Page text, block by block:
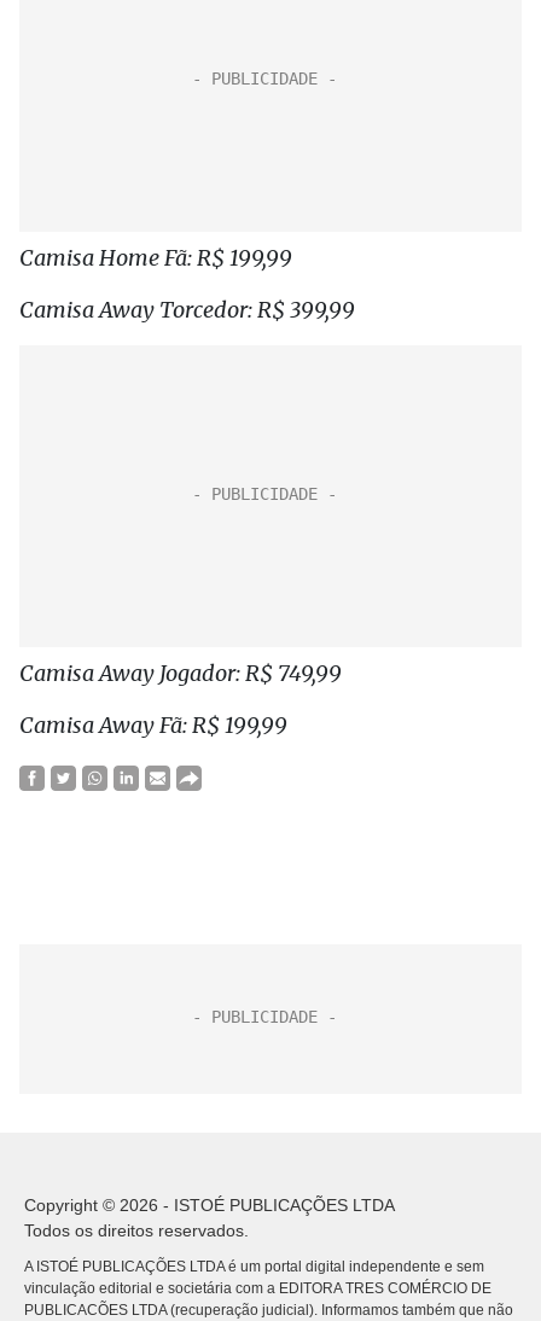
Camisa Home Fã: R$ 199,99
Camisa Away Torcedor: R$ 399,99
Camisa Away Jogador: R$ 749,99
Camisa Away Fã: R$ 199,99
Copyright © 2026 - ISTOÉ PUBLICAÇÕES LTDA
Todos os direitos reservados.
A ISTOÉ PUBLICAÇÕES LTDA é um portal digital independente e sem
vinculação editorial e societária com a EDITORA TRES COMÉRCIO DE
PUBLICACÕES LTDA (recuperação judicial). Informamos também que não